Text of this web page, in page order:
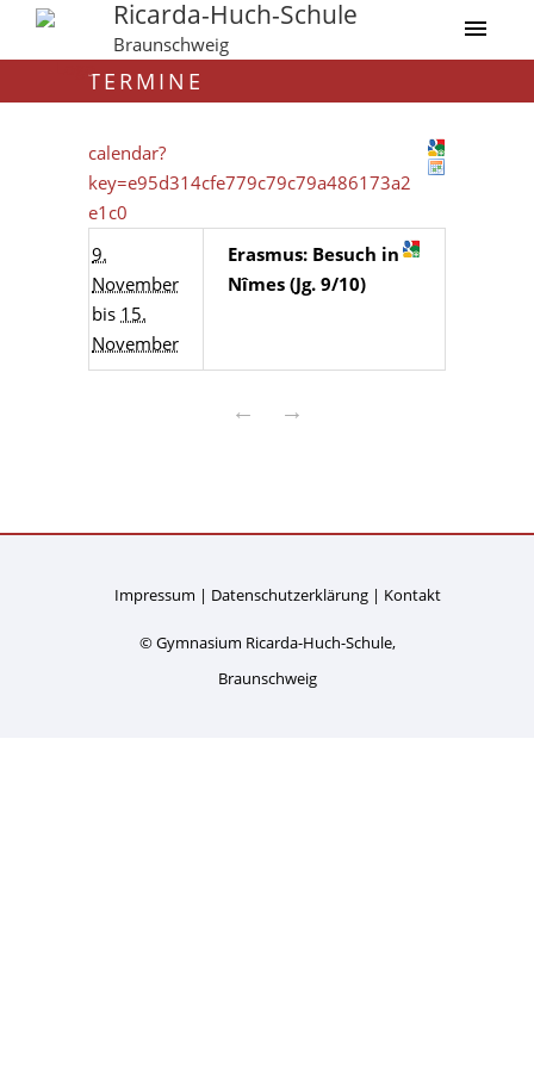
Ricarda-Huch-Schule
Braunschweig
TERMINE
calendar?
key=e95d314cfe779c79c79a486173a2
e1c0
9.
November
bis 15.
November
Erasmus: Besuch in
Nîmes (Jg. 9/10)
← →
Impressum Datenschutzerklärung Kontakt
© Gymnasium Ricarda-Huch-Schule,
Braunschweig